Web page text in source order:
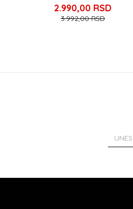
2.990,00 RSD
3.992,00RSD